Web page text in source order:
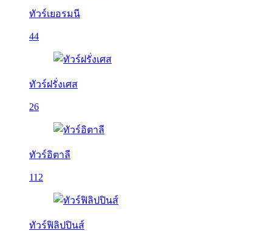
ทัวร์เยอรมนี
44
ทัวร์ฝรั่งเศส
26
ทัวร์อิตาลี
112
ทัวร์ฟิลิปปินส์